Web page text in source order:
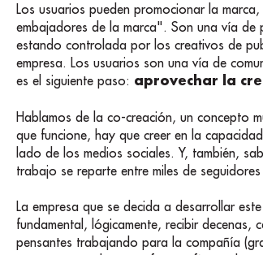
Los usuarios pueden promocionar la
embajadores de la marca". Son una vía
estando controlada por los creativos de
empresa. Los usuarios son una vía de
es el siguiente paso: aprovechar la
Hablamos de la co-creación, un concepto
que funcione, hay que creer en la
lado de los medios sociales. Y, también,
trabajo se reparte entre miles de
La empresa que se decida a desarrollar
fundamental, lógicamente, recibir decenas,
pensantes trabajando para la compañía